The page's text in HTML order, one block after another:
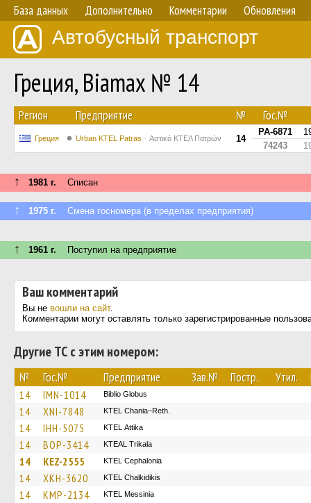
База данных Дополнительно Комментарии Обновления
Автобусный транспорт
Греция, Biamax № 14
Регион Предприятие № Гос.№
Греция Urban KTEL Patras Αστικό ΚΤΕΛ Πατρών 14
PA-6871
74243
↑ 1981 г. Списан
↑ 1975 г. Смена госномера (в пределах предприятия)
↑ 1961 г. Поступил на предприятие
Ваш комментарий
Вы не вошли на сайт.
Комментарии могут оставлять только зарегистрированные
Другие ТС с этим номером:
№ Гос.№ Предприятие Зав.№ Постр. Утил.
14 IMN-1014 Biblio Globus
14 XNI-7848 KTEL Chania–Reth.
14 IHH-5075 KΤΕL Αttika
14 BOP-3414 KTEAL Trikala
14 KEZ-2555 KTEL Cephalonia
14 XKH-3620 ΚΤΕL Chalkidikis
14 KMP-2134 KTEL Messinia